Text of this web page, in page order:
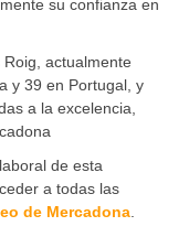
su confianza en
actualmente
y 39 en Portugal, y
a la excelencia,
de esta
a todas las
de Mercadona